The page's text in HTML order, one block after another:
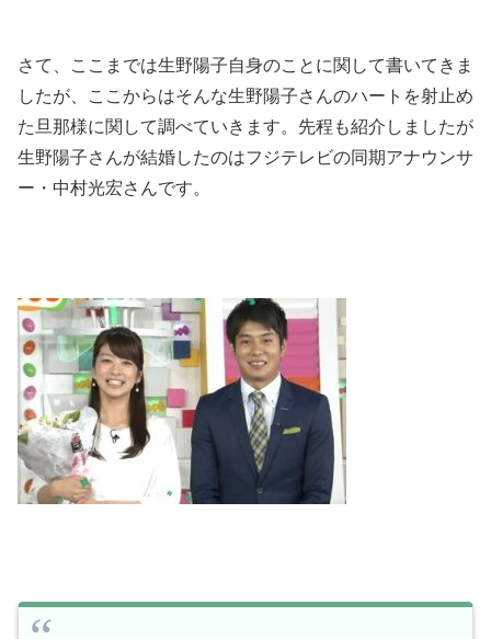
さて、ここまでは生野陽子自身のことに関して書いてきま
したが、ここからはそんな生野陽子さんのハートを射止め
た旦那様に関して調べていきます。先程も紹介しましたが
生野陽子さんが結婚したのはフジテレビの同期アナウンサ
ー・中村光宏さんです。